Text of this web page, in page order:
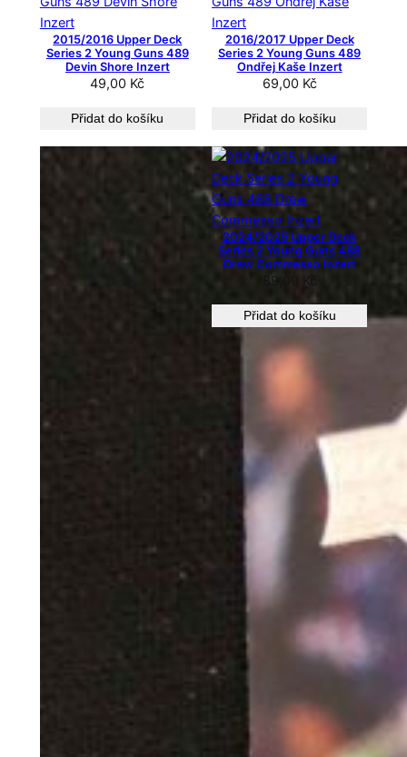
2015/2016 Upper Deck
Series 2 Young Guns 489
Devin Shore Inzert
49,00 Kč
Přidat do košíku
2016/2017 Upper Deck
Series 2 Young Guns 489
Ondřej Kaše Inzert
69,00 Kč
Přidat do košíku
2024/2025 Upper Deck
Series 2 Young Guns 488
Drew Commesso Inzert
89,00 Kč
Přidat do košíku